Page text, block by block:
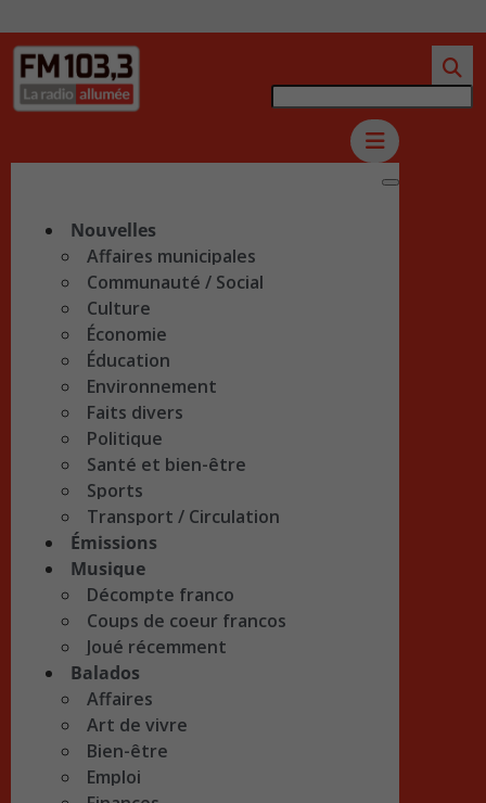
Nouvelles
Affaires municipales
Communauté / Social
Culture
Économie
Éducation
Environnement
Faits divers
Politique
Santé et bien-être
Sports
Transport / Circulation
Émissions
Musique
Décompte franco
Coups de coeur francos
Joué récemment
Balados
Affaires
Art de vivre
Bien-être
Emploi